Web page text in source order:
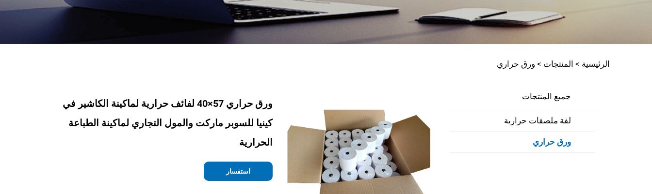
الرئيسية > المنتجات > ورق حراري
جميع المنتجات
لفة ملصقات حرارية
ورق حراري
ورق حراري 57×40 لفائف حرارية لماكينة الكاشير في
كينيا للسوبر ماركت والمول التجاري لماكينة الطباعة
الحرارية
استفسار